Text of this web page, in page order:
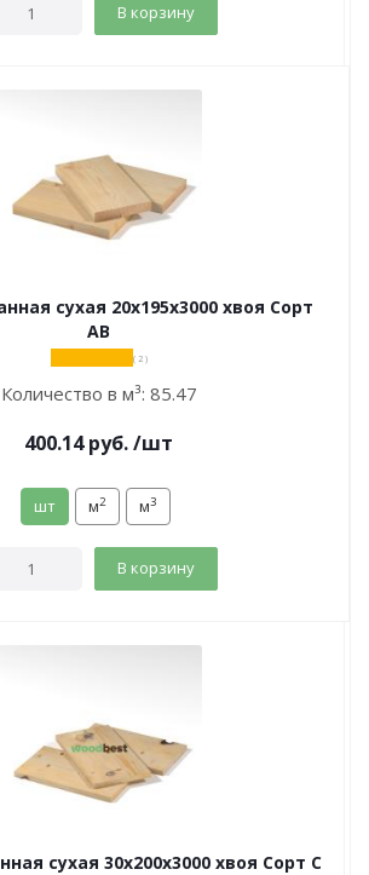
В корзину
сухая 20х195х3000 хвоя Сорт
АВ
( 2 )
Количество в м³: 85.47
400.14руб./шт
шт м2 м3
В корзину
сухая 30х200х3000 хвоя Сорт С